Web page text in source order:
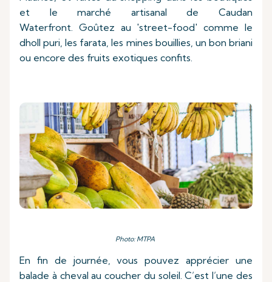
et le marché artisanal de Caudan
Waterfront. Goûtez au 'street-food' comme le
dholl puri, les farata, les mines bouillies, un bon briani
ou encore des fruits exotiques confits.
Photo: MTPA
En fin de journée, vous pouvez apprécier une
balade à cheval au coucher du soleil. C’est l’une des